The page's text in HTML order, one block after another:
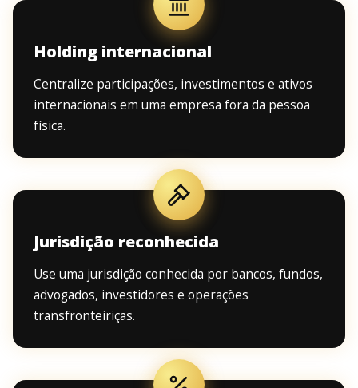
Holding internacional
Centralize participações, investimentos e ativos
internacionais em uma empresa fora da pessoa
física.
Jurisdição reconhecida
Use uma jurisdição conhecida por bancos, fundos,
advogados, investidores e operações
transfronteiriças.